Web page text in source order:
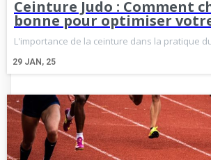
Ceinture Judo : Comment
bonne pour optimiser
29 JAN, 25
L'importance de la ceinture dans la pratique